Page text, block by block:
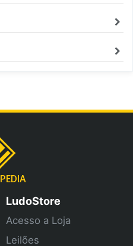
PEDIA
LudoStore
Acesso a Loja
Leilões